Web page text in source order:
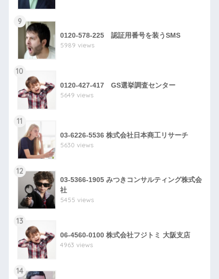
9
0120-578-225 認証用番号を装うSMS
5989 views
10
0120-427-417 GS選挙調査センター
5649 views
11
03-6226-5536 株式会社日本商工リサーチ
5630 views
12
03-5366-1905 みつきコンサルティング株式会
社
5455 views
13
06-4560-0100 株式会社フジトミ 大阪支店
4963 views
14